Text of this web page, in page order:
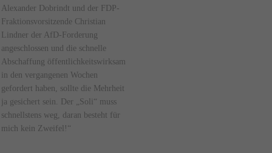
Alexander Dobrindt und der FDP-
Fraktionsvorsitzende Christian
Lindner der AfD-Forderung
angeschlossen und die schnelle
Abschaffung öffentlichkeitswirksam
in den vergangenen Wochen
gefordert haben, sollte die Mehrheit
ja gesichert sein. Der „Soli“ muss
schnellstens weg, daran besteht für
mich kein Zweifel!“